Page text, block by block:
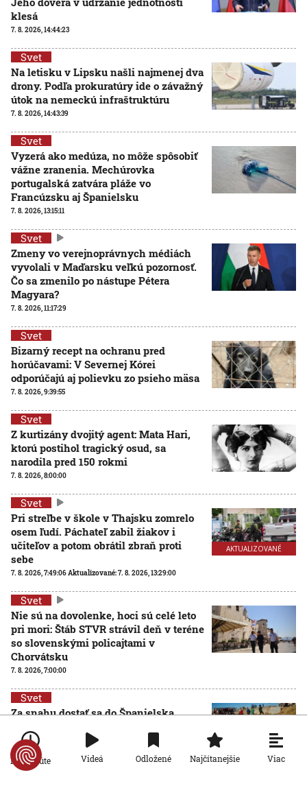
klesá
7. 8. 2026, 14:44:23
Svet
Na letisku v Lipsku našli najmenej dva
drony. Podľa prokuratúry ide o závažný
útok na nemeckú infraštruktúru
7. 8. 2026, 14:43:39
Svet
Vyzerá ako medúza, no môže spôsobiť
vážne zranenia. Mechúrovka
portugalská zatvára pláže vo
Francúzsku aj Španielsku
7. 8. 2026, 13:15:11
Svet
Zmeny vo verejnoprávnych médiách
vyvolali v Maďarsku veľkú pozornosť.
Čo sa zmenilo po nástupe Pétera
Magyara?
7. 8. 2026, 11:17:29
Svet
Bizarný recept na ochranu pred
horúčavami: V Severnej Kórei
odporúčajú aj polievku zo psieho mäsa
7. 8. 2026, 9:39:55
Svet
Z kurtizány dvojitý agent: Mata Hari,
ktorú postihol tragický osud, sa
narodila pred 150 rokmi
7. 8. 2026, 8:00:00
AKTUALIZOVANÉ
Svet
Pri streľbe v škole v Thajsku zomrelo
osem ľudí. Páchateľ zabil žiakov i
učiteľov a potom obrátil zbraň proti
sebe
7. 8. 2026, 7:49:06 Aktualizované:7. 8. 2026, 13:29:00
Svet
Nie sú na dovolenke, hoci sú celé leto
pri mori: Štáb STVR strávil deň v teréne
so slovenskými policajtami v
Chorvátsku
7. 8. 2026, 7:00:00
Svet
Za snahu dostať sa do Španielska
oznámil tragickú bilanciu migračnej
krízy
6. 8. 2026, 16:16:47
Po minúte Videá Odložené Najčítanejšie Viac